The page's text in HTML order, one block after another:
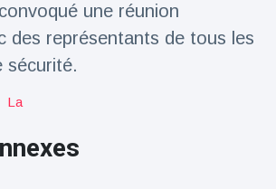
SP-8 -
Roadster
de la
dévoile
sa
une réunion
des représentants de tous les
sécurité.
La